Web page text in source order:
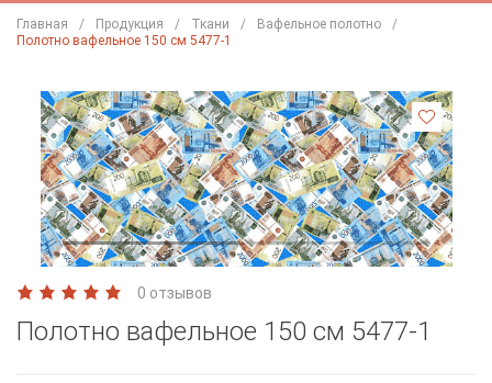
Главная Продукция Ткани
Вафельное полотно
Полотно вафельное 150 см 5477-1
0 отзывов
Полотно вафельное 150 см 5477-1